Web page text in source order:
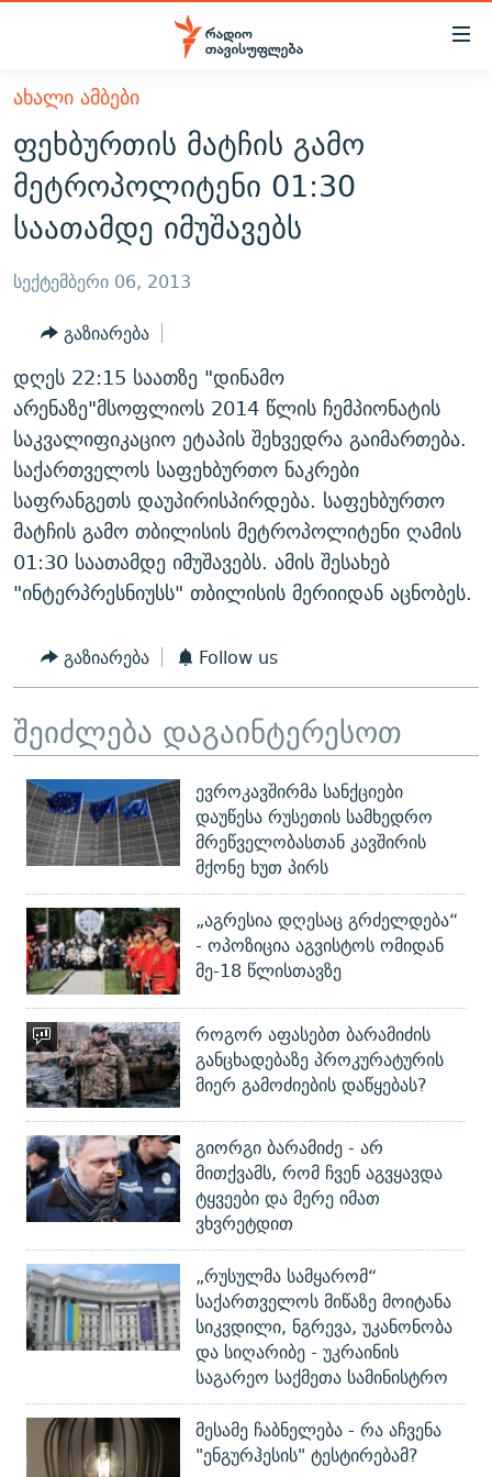
Accessibility
მთავარ
შინაარსზე
დაბრუნება
მთავარ
ნავიგაციაზე
დაბრუნება
ძიებაზე
ᲐᲮᲐᲚᲘ ᲐᲛᲑᲔᲑᲘ
ᲗᲔᲛᲔᲑᲘ
ᲞᲝᲚᲘᲢᲘᲙᲐ
ᲔᲙᲝᲜᲝᲛᲘᲙᲐ
ᲡᲐᲖᲝᲒᲐᲓᲝᲔᲑᲐ
ᲕᲘᲓᲔᲝ
ᲑᲚᲝᲒᲔᲑᲘ
ᲞᲝᲓᲙᲐᲡᲢᲔᲑᲘ
60 ᲓᲔᲪᲘᲑᲔᲚᲘ
ᲒᲐᲜᲙᲘᲗᲮᲕᲘᲡ ᲓᲦᲔ
ᲓᲘᲚᲘᲡ ᲡᲐᲣᲑᲠᲔᲑᲘ
ᲛᲝᲚᲐᲞᲐᲠᲐᲙᲔ ᲢᲔᲥᲡᲢᲔᲑᲘ
ᲨᲘᲜ - ᲣᲪᲮᲝᲔᲗᲨᲘ
ᲚᲘᲢᲔᲠᲐᲢᲣᲠᲣᲚᲘ ᲬᲐᲮᲜᲐᲒᲔᲑᲘ
ᲘᲛᲞᲔᲠᲘᲐ ᲓᲐ ᲠᲐᲓᲘᲝ
ᲤᲔᲜᲝᲕᲐᲜᲘ - 2.10
ᲗᲥᲕᲔᲜᲘ ᲞᲣᲑᲚᲘᲙᲐᲪᲘᲔᲑᲘ
ᲞᲠᲝᲔᲥᲢᲔᲑᲘ
ᲣᲙᲠᲐᲘᲜᲐᲨᲘ ᲓᲐᲦᲣᲞᲣᲚᲘ ᲥᲐᲠᲗᲕᲔᲚᲘ ᲛᲔᲑᲠᲫᲝᲚᲔᲑᲘ - 2022
ᲓᲐᲛᲝᲣᲙᲘᲓᲔᲑᲚᲝᲑᲘᲡ 100 ᲬᲔᲚᲘ
ᲩᲔᲛᲘ ᲡᲘᲙᲕᲓᲘᲚᲘᲡ ᲛᲘᲖᲔᲖᲘᲐ COVID-19
11 ᲬᲔᲚᲘ - 11 ᲐᲛᲑᲐᲕᲘ
ᲡᲐᲞᲐᲠᲚᲐᲛᲔᲜᲢᲝ ᲐᲠᲩᲔᲕᲜᲔᲑᲘᲡ ᲘᲡᲢᲝᲠᲘᲐ
5 ᲐᲛᲑᲐᲕᲘ - 20 ᲘᲕᲜᲘᲡᲡ ᲓᲐᲨᲐᲕᲔᲑᲣᲚᲔᲑᲘ
ᲐᲒᲕᲘᲡᲢᲝᲡ ᲝᲛᲘ
ПРИВЕТ ᲙᲣᲚᲢᲣᲠᲐ
ЭХО КАВКАЗА
ᲒᲐᲛᲝᲘᲬᲔᲠᲔ
რთე/რთ-ის ყველა საიტი
ᲐᲮᲐᲚᲘ ᲐᲛᲑᲔᲑᲘ
ფეხბურთის მატჩის გამო
მეტროპოლიტენი 01:30
საათამდე იმუშავებს
სექტემბერი 06, 2013
გაზიარება
დღეს 22:15 საათზე "დინამო
არენაზე"მსოფლიოს 2014 წლის ჩემპიონატის
საკვალიფიკაციო ეტაპის შეხვედრა გაიმართება.
საქართველოს საფეხბურთო ნაკრები
საფრანგეთს დაუპირისპირდება. საფეხბურთო
მატჩის გამო თბილისის მეტროპოლიტენი ღამის
01:30 საათამდე იმუშავებს. ამის შესახებ
"ინტერპრესნიუსს" თბილისის მერიიდან აცნობეს.
გაზიარება Follow us
შეიძლება დაგაინტერესოთ
ევროკავშირმა სანქციები
დაუწესა რუსეთის სამხედრო
მრეწველობასთან კავშირის
მქონე ხუთ პირს
„აგრესია დღესაც გრძელდება“
- ოპოზიცია აგვისტოს ომიდან
მე-18 წლისთავზე
როგორ აფასებთ ბარამიძის
განცხადებაზე პროკურატურის
მიერ გამოძიების დაწყებას?
გიორგი ბარამიძე - არ
მითქვამს, რომ ჩვენ აგვყავდა
ტყვეები და მერე იმათ
ვხვრეტდით
„რუსულმა სამყარომ“
საქართველოს მიწაზე მოიტანა
სიკვდილი, ნგრევა, უკანონობა
და სიღარიბე - უკრაინის
საგარეო საქმეთა სამინისტრო
მესამე ჩაბნელება - რა აჩვენა
"ენგურჰესის" ტესტირებამ?